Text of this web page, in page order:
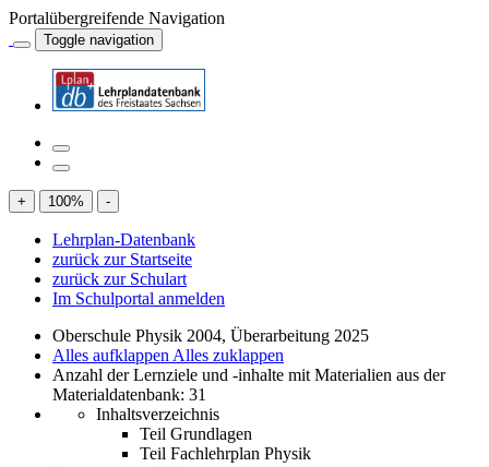
Portalübergreifende Navigation
Toggle navigation
+ 100% -
Lehrplan-Datenbank
zurück zur Startseite
zurück zur Schulart
Im Schulportal anmelden
Oberschule Physik 2004, Überarbeitung 2025
Alles aufklappen Alles zuklappen
Anzahl der Lernziele und -inhalte mit Materialien aus der
Materialdatenbank: 31
Inhaltsverzeichnis
Teil Grundlagen
Teil Fachlehrplan Physik